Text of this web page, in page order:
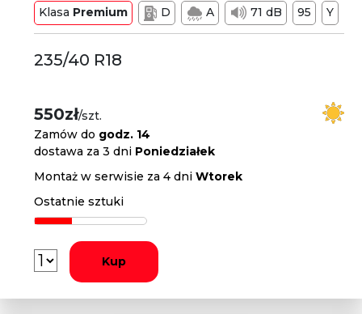
Klasa Premium D A 71 dB 95 Y
235/40 R18
550zł/szt.
Zamów do godz. 14
dostawa za 3 dni Poniedziałek
Montaż w serwisie za 4 dniWtorek
Ostatnie sztuki
Kup